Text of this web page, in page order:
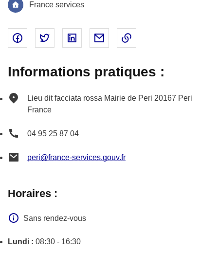
France services
Partager sur Facebook - nouvelle fenêtre
Partager sur Twitter - nouvelle fenêtre
Partager sur Linked In - nouvelle
Partager par email - nouvelle
Informations pratiques :
Lieu dit facciata rossa Mairie de Peri 20167 Peri
France
04 95 25 87 04
peri@france-services.gouv.fr
Horaires :
Sans rendez-vous
Lundi : 08:30 - 16:30